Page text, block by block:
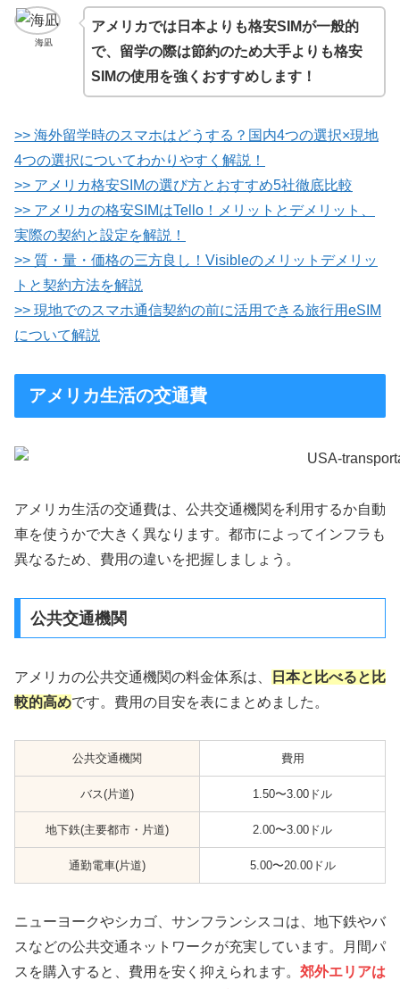
海凪
アメリカでは日本よりも格安SIMが一般的
で、留学の際は節約のため大手よりも格安
SIMの使用を強くおすすめします！
>> 海外留学時のスマホはどうする？国内4つの選択×現地
4つの選択についてわかりやすく解説！
>> アメリカ格安SIMの選び方とおすすめ5社徹底比較
>> アメリカの格安SIMはTello！メリットとデメリット、
実際の契約と設定を解説！
>> 質・量・価格の三方良し！Visibleのメリットデメリッ
トと契約方法を解説
>> 現地でのスマホ通信契約の前に活用できる旅行用eSIM
について解説
アメリカ生活の交通費
アメリカ生活の交通費は、公共交通機関を利用するか自動
車を使うかで大きく異なります。都市によってインフラも
異なるため、費用の違いを把握しましょう。
公共交通機関
アメリカの公共交通機関の料金体系は、
日本と比べると比
較的高めです。費用の目安を表にまとめました。
公共交通機関 費用
バス(片道) 1.50〜3.00ドル
地下鉄(主要都市・片道) 2.00〜3.00ドル
通勤電車(片道) 5.00〜20.00ドル
ニューヨークやシカゴ、サンフランシスコは、地下鉄やバ
スなどの公共交通ネットワークが充実しています。月間パ
スを購入すると、費用を安く抑えられます。 郊外エリアは